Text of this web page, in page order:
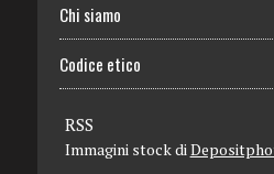
Chi siamo
Codice etico
RSS
Immagini stock di